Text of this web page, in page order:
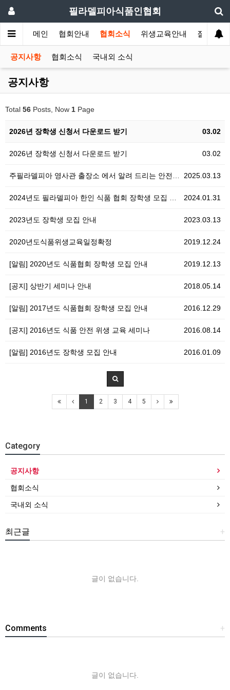
필라델피아식품인협회
메인 협회안내 협회소식 위생교육안내 질의답변
공지사항 협회소식 국내외 소식
공지사항
Total 56 Posts, Now 1 Page
03.02
2026년 장학생 신청서 다운로드 받기
03.02
2026년 장학생 신청서 다운로드 받기
2025.03.13
주필라델피아 영사관 출장소 에서 알려 드리는 안전공지
2024.01.31
2024년도 필라델피아 한인 식품 협회 장학생 모집 공…
2023.03.13
2023년도 장학생 모집 안내
2019.12.24
2020년도식품위생교육일정확정
2019.12.13
[알림] 2020년도 식품협회 장학생 모집 안내
2018.05.14
[공지] 상반기 세미나 안내
2016.12.29
[알림] 2017년도 식품협회 장학생 모집 안내
2016.08.14
[공지] 2016년도 식품 안전 위생 교육 세미나
2016.01.09
[알림] 2016년도 장학생 모집 안내
1 2 3 4 5
Category
공지사항
협회소식
국내외 소식
+
최근글
글이 없습니다.
+
Comments
글이 없습니다.